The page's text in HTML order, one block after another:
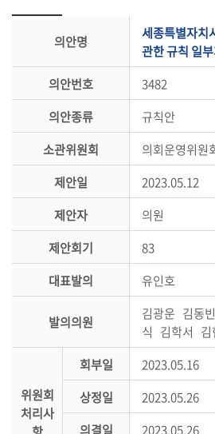
민
통
회
의안명
세종특별자치
관한 규칙 일
의안번호
3482
의안종류
규칙안
소관위원회
의회운영위원
제안일
2023.05.12
제안자
의원
제안회기
83
대표발의
유인호
발의의원
김광운 김동
식 김학서 김
위원회
처리사
회부일
2023.05.16
상정일
2023.05.26
의결일
2023.05.26